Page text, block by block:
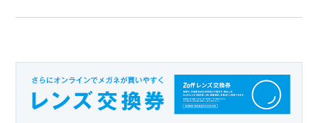
セル・プラスチック メタル (チタン・ステンレス)